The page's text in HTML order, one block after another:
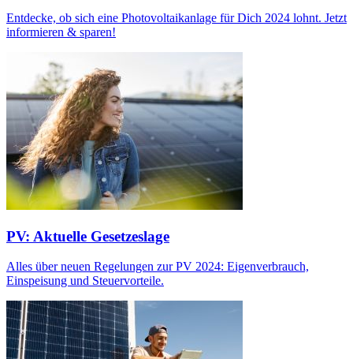
Entdecke, ob sich eine Photovoltaikanlage für Dich 2024 lohnt. Jetzt
informieren & sparen!
PV: Aktuelle Gesetzeslage
Alles über neuen Regelungen zur PV 2024: Eigenverbrauch,
Einspeisung und Steuervorteile.